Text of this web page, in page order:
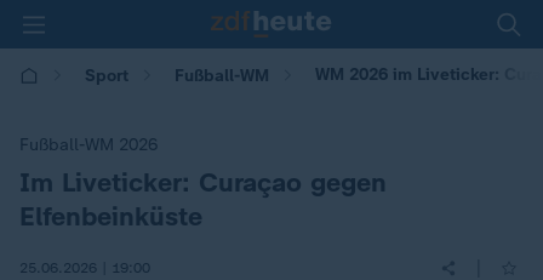
Sport Fußball-WM WM 2026 im Liveticker:
Fußball-WM 2026
:
Im Liveticker: Curaçao gegen
Elfenbeinküste
25.06.2026 | 19:00